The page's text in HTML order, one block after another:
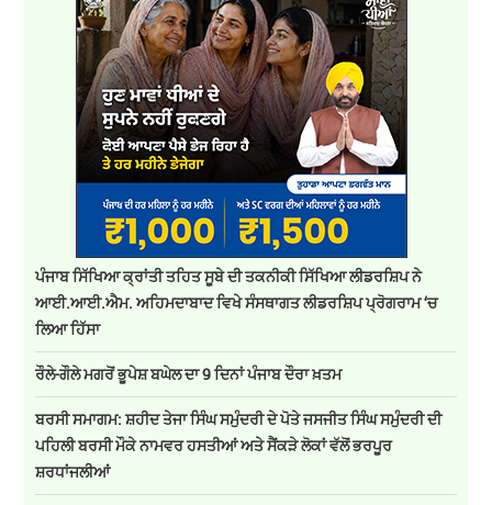
ਪੰਜਾਬ ਸਿੱਖਿਆ ਕ੍ਰਾਂਤੀ ਤਹਿਤ ਸੂਬੇ ਦੀ ਤਕਨੀਕੀ ਸਿੱਖਿਆ ਲੀਡਰਸ਼ਿਪ ਨੇ
ਆਈ.ਆਈ.ਐਮ. ਅਹਿਮਦਾਬਾਦ ਵਿਖੇ ਸੰਸਥਾਗਤ ਲੀਡਰਸ਼ਿਪ ਪ੍ਰੋਗਰਾਮ ‘ਚ
ਲਿਆ ਹਿੱਸਾ
ਰੌਲੇ-ਗੌਲੇ ਮਗਰੋਂ ਭੂਪੇਸ਼ ਬਘੇਲ ਦਾ 9 ਦਿਨਾਂ ਪੰਜਾਬ ਦੌਰਾ ਖ਼ਤਮ
ਬਰਸੀ ਸਮਾਗਮ: ਸ਼ਹੀਦ ਤੇਜਾ ਸਿੰਘ ਸਮੁੰਦਰੀ ਦੇ ਪੋਤੇ ਜਸਜੀਤ ਸਿੰਘ ਸਮੁੰਦਰੀ ਦੀ
ਪਹਿਲੀ ਬਰਸੀ ਮੌਕੇ ਨਾਮਵਰ ਹਸਤੀਆਂ ਅਤੇ ਸੈਂਕੜੇ ਲੋਕਾਂ ਵੱਲੋਂ ਭਰਪੂਰ
ਸ਼ਰਧਾਂਜਲੀਆਂ